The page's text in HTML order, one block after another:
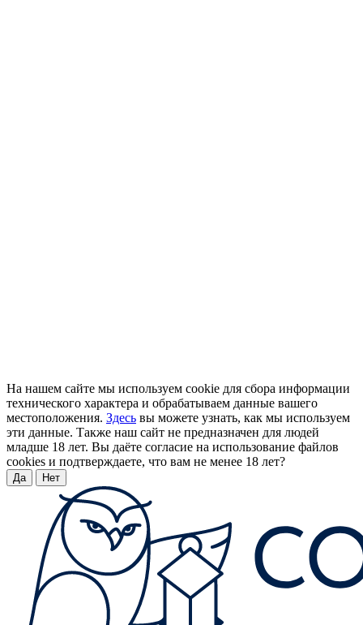
На нашем сайте мы используем cookie для сбора информации
технического характера и обрабатываем данные вашего
местоположения. Здесь вы можете узнать, как мы используем
эти данные. Также наш сайт не предназначен для людей
младше 18 лет. Вы даёте согласие на использование файлов
cookies и подтверждаете, что вам не менее 18 лет?
Да Нет